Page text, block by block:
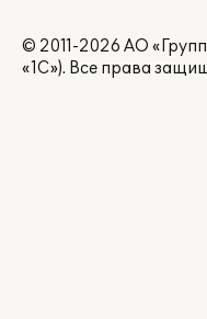
© 2011-2026 АО
«1С»). Все права